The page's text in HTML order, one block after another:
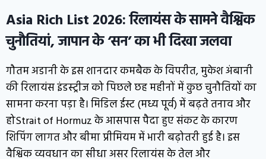
Asia Rich List 2026: रिलायंस के सामने वैश्विक
चुनौतियां, जापान के ‘सन’ का भी दिखा जलवा
गौतम अडानी के इस शानदार कमबैक के विपरीत, मुकेश अंबानी
की रिलायंस इंडस्ट्रीज को पिछले छह महीनों में कुछ चुनौतियों का
सामना करना पड़ा है। मिडिल ईस्ट (मध्य पूर्व) में बढ़ते तनाव और
होStrait of Hormuz के आसपास पैदा हुए संकट के कारण
शिपिंग लागत और बीमा प्रीमियम में भारी बढ़ोतरी हुई है। इस
वैश्विक व्यवधान का सीधा असर रिलायंस के तेल और